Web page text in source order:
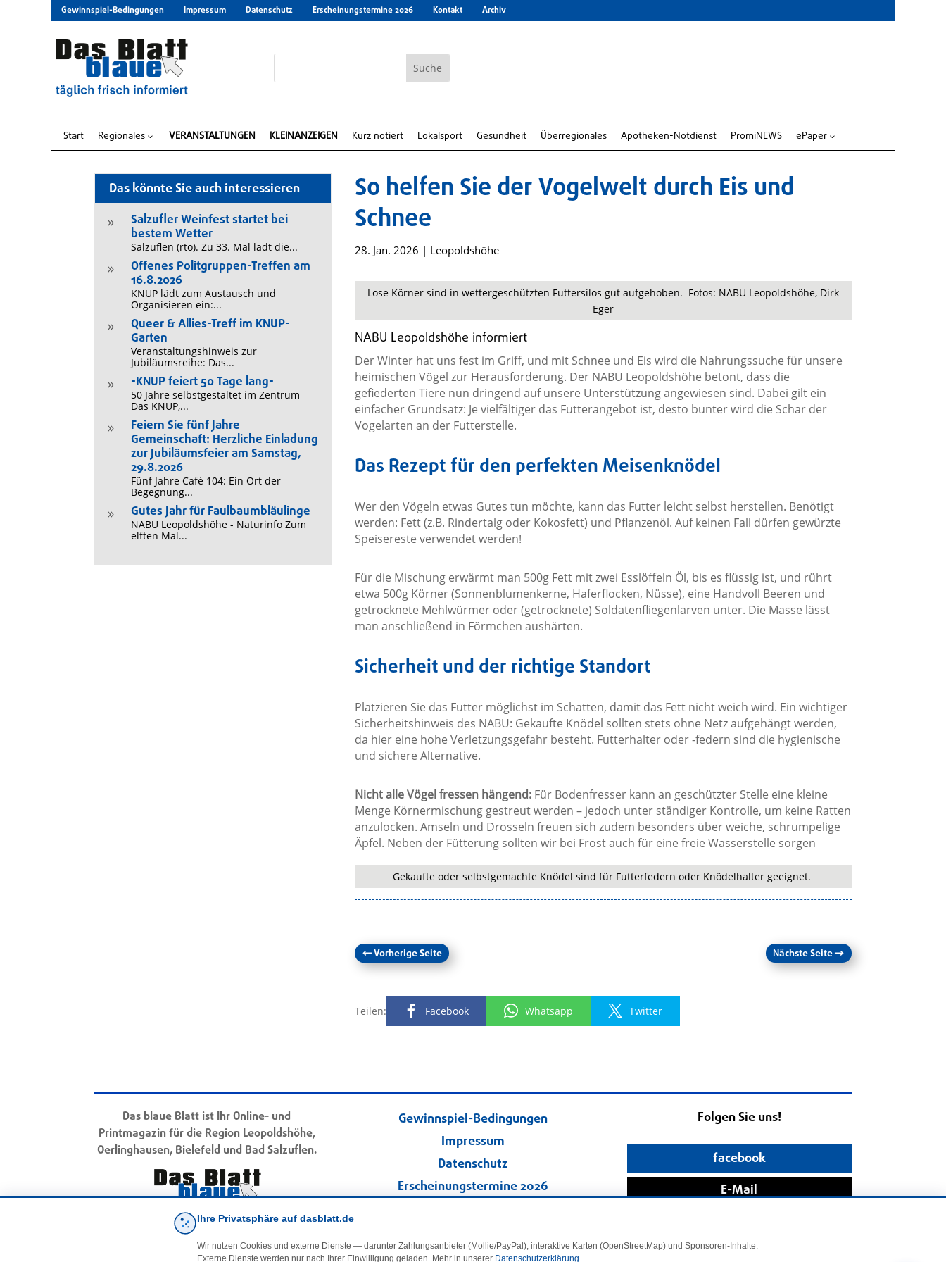
Gewinnspiel-Bedingungen Impressum Datenschutz Erscheinungstermine 2026 Kontakt Archiv
Start Regionales 3 VERANSTALTUNGEN KLEINANZEIGEN Kurz notiert Lokalsport Gesundheit Überregionales Apotheken-Notdienst PromiNEWS ePaper 3
Das könnte Sie auch interessieren
9
Salzufler Weinfest startet bei
bestem Wetter
Salzuflen (rto). Zu 33. Mal lädt die...
9
Offenes Politgruppen-Treffen am
16.8.2026
KNUP lädt zum Austausch und
Organisieren ein:...
9
Queer & Allies-Treff im KNUP-
Garten
Veranstaltungshinweis zur
Jubiläumsreihe: Das...
9 -KNUP feiert 50 Tage lang-
50 Jahre selbstgestaltet im Zentrum
Das KNUP,...
9
Feiern Sie fünf Jahre
Gemeinschaft: Herzliche Einladung
zur Jubiläumsfeier am Samstag,
29.8.2026
Fünf Jahre Café 104: Ein Ort der
Begegnung...
9 Gutes Jahr für Faulbaumbläulinge
NABU Leopoldshöhe - Naturinfo Zum
elften Mal...
So helfen Sie der Vogelwelt durch Eis und
Schnee
28. Jan. 2026 | Leopoldshöhe
Lose Körner sind in wettergeschützten Futtersilos gut aufgehoben. Fotos: NABU Leopoldshöhe, Dirk
Eger
NABU Leopoldshöhe informiert
Der Winter hat uns fest im Griff, und mit Schnee und Eis wird die Nahrungssuche für unsere
heimischen Vögel zur Herausforderung. Der NABU Leopoldshöhe betont, dass die
gefiederten Tiere nun dringend auf unsere Unterstützung angewiesen sind. Dabei gilt ein
einfacher Grundsatz: Je vielfältiger das Futterangebot ist, desto bunter wird die Schar der
Vogelarten an der Futterstelle.
Das Rezept für den perfekten Meisenknödel
Wer den Vögeln etwas Gutes tun möchte, kann das Futter leicht selbst herstellen. Benötigt
werden: Fett (z.B. Rindertalg oder Kokosfett) und Pflanzenöl. Auf keinen Fall dürfen gewürzte
Speisereste verwendet werden!
Für die Mischung erwärmt man 500g Fett mit zwei Esslöffeln Öl, bis es flüssig ist, und rührt
etwa 500g Körner (Sonnenblumenkerne, Haferflocken, Nüsse), eine Handvoll Beeren und
getrocknete Mehlwürmer oder (getrocknete) Soldatenfliegenlarven unter. Die Masse lässt
man anschließend in Förmchen aushärten.
Sicherheit und der richtige Standort
Platzieren Sie das Futter möglichst im Schatten, damit das Fett nicht weich wird. Ein wichtiger
Sicherheitshinweis des NABU: Gekaufte Knödel sollten stets ohne Netz aufgehängt werden,
da hier eine hohe Verletzungsgefahr besteht. Futterhalter oder -federn sind die hygienische
und sichere Alternative.
Nicht alle Vögel fressen hängend: Für Bodenfresser kann an geschützter Stelle eine kleine
Menge Körnermischung gestreut werden – jedoch unter ständiger Kontrolle, um keine Ratten
anzulocken. Amseln und Drosseln freuen sich zudem besonders über weiche, schrumpelige
Äpfel. Neben der Fütterung sollten wir bei Frost auch für eine freie Wasserstelle sorgen
Gekaufte oder selbstgemachte Knödel sind für Futterfedern oder Knödelhalter geeignet.
←Vorherige Seite Nächste Seite→
Teilen: Facebook Whatsapp Twitter
Das blaue Blatt ist Ihr Online- und
Printmagazin für die Region Leopoldshöhe,
Oerlinghausen, Bielefeld und Bad Salzuflen.
Gewinnspiel-Bedingungen
Impressum
Datenschutz
Erscheinungstermine 2026
Kleinanzeigen
Folgen Sie uns!
facebook
E-Mail
Ihre Privatsphäre auf dasblatt.de
Wir nutzen Cookies und externe Dienste — darunter Zahlungsanbieter (Mollie/PayPal), interaktive Karten (OpenStreetMap) und Sponsoren-Inhalte.
Externe Dienste werden nur nach Ihrer Einwilligung geladen. Mehr in unserer Datenschutzerklärung.